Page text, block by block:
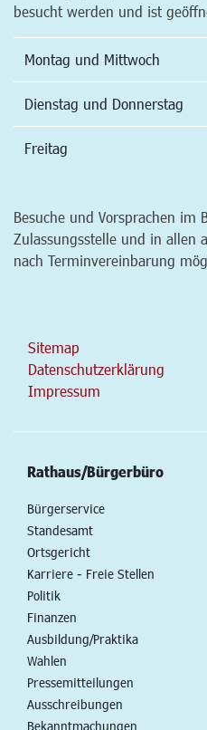
besucht werden und ist
Montag und Mittwoch
Dienstag und Donnerstag
Freitag
Besuche und Vorsprachen im
Zulassungsstelle und in allen
nach Terminvereinbarung
Sitemap
Datenschutzerklärung
Impressum
Rathaus/Bürgerbüro
Bürgerservice
Standesamt
Ortsgericht
Karriere - Freie Stellen
Politik
Finanzen
Ausbildung/Praktika
Wahlen
Pressemitteilungen
Ausschreibungen
Bekanntmachungen